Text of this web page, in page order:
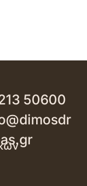
50600